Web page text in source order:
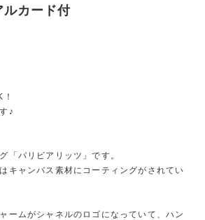
ルカード付
♪
「パリビアリッツ」です。
キャンバス素材にコーティングがされてい
ームがシャネルのロゴになっていて、ハン